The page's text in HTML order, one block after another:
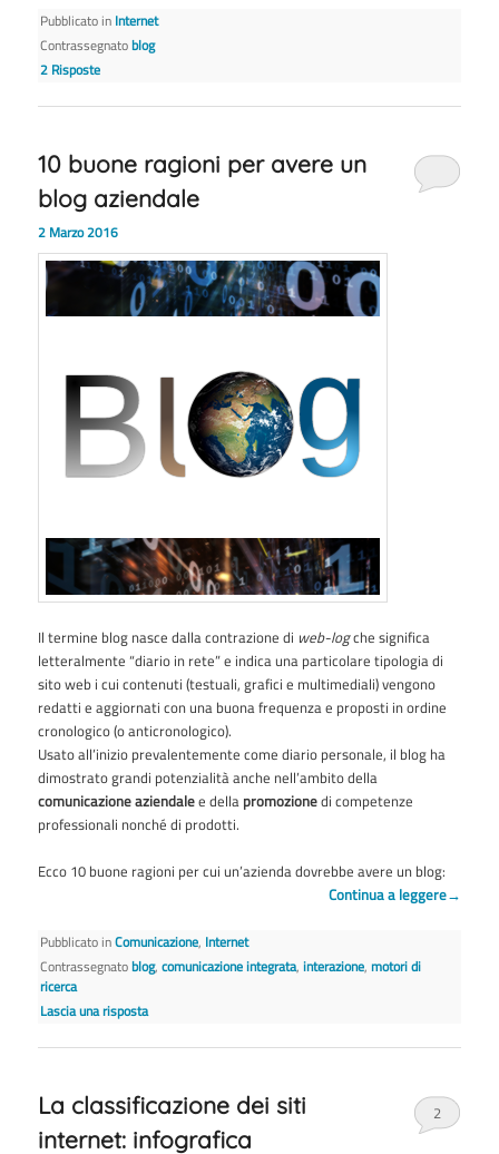
Pubblicato inInternet
Contrassegnatoblog
2Risposte
10 buone ragioni per avere un
blog aziendale
2 Marzo 2016
Il termine blog nasce dalla contrazione di web-logche significa
letteralmente “diario in rete” e indica una particolare tipologia di
sito web i cui contenuti (testuali, grafici e multimediali) vengono
redatti e aggiornati con una buona frequenza e proposti in ordine
cronologico (o anticronologico).
Usato all’inizio prevalentemente come diario personale, il blog ha
dimostrato grandi potenzialità anche nell’ambito della
comunicazione aziendalee dellapromozionedi competenze
professionali nonché di prodotti.
Ecco 10 buone ragioni per cui un’azienda dovrebbe avere un blog:
Continua a leggere→
Pubblicato inComunicazione, Internet
Contrassegnatoblog,comunicazione integrata,interazione,motori di
ricerca
Lascia una risposta
La classificazione dei siti
internet: infografica
2